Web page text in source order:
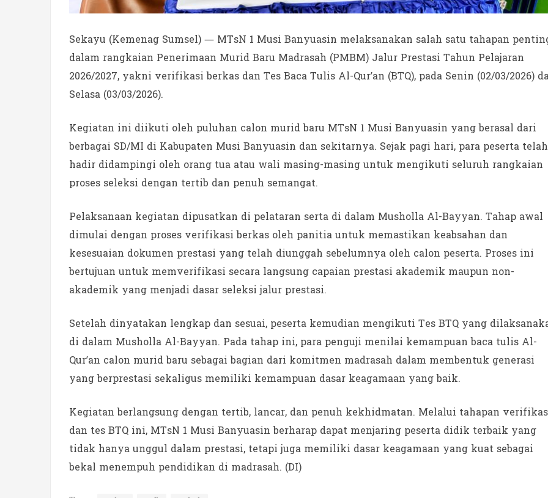
Sekayu (Kemenag Sumsel) — MTsN 1 Musi Banyuasin melaksanakan salah satu tahapan
dalam rangkaian Penerimaan Murid Baru Madrasah (PMBM) Jalur Prestasi Tahun Pelajaran
2026/2027, yakni verifikasi berkas dan Tes Baca Tulis Al-Qur’an (BTQ), pada Senin (02/03/2026)
Selasa (03/03/2026).
Kegiatan ini diikuti oleh puluhan calon murid baru MTsN 1 Musi Banyuasin yang berasal dari
berbagai SD/MI di Kabupaten Musi Banyuasin dan sekitarnya. Sejak pagi hari, para peserta telah
hadir didampingi oleh orang tua atau wali masing-masing untuk mengikuti seluruh rangkaian
proses seleksi dengan tertib dan penuh semangat.
Pelaksanaan kegiatan dipusatkan di pelataran serta di dalam Musholla Al-Bayyan. Tahap awal
dimulai dengan proses verifikasi berkas oleh panitia untuk memastikan keabsahan dan
kesesuaian dokumen prestasi yang telah diunggah sebelumnya oleh calon peserta. Proses ini
bertujuan untuk memverifikasi secara langsung capaian prestasi akademik maupun non-
akademik yang menjadi dasar seleksi jalur prestasi.
Setelah dinyatakan lengkap dan sesuai, peserta kemudian mengikuti Tes BTQ yang
di dalam Musholla Al-Bayyan. Pada tahap ini, para penguji menilai kemampuan baca tulis Al-
Qur’an calon murid baru sebagai bagian dari komitmen madrasah dalam membentuk generasi
yang berprestasi sekaligus memiliki kemampuan dasar keagamaan yang baik.
Kegiatan berlangsung dengan tertib, lancar, dan penuh kekhidmatan. Melalui tahapan
dan tes BTQ ini, MTsN 1 Musi Banyuasin berharap dapat menjaring peserta didik terbaik yang
tidak hanya unggul dalam prestasi, tetapi juga memiliki dasar keagamaan yang kuat sebagai
bekal menempuh pendidikan di madrasah. (DI)